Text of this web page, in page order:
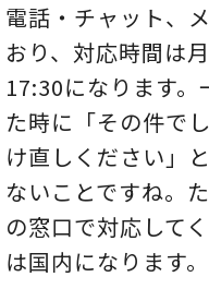
電話・チャット、
おり、対応時間は
17:30になります
た時に「その件で
け直しください」
ないことですね。
の窓口で対応して
は国内になります。